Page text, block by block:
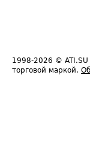
1998-2026 ©
торговой маркой.